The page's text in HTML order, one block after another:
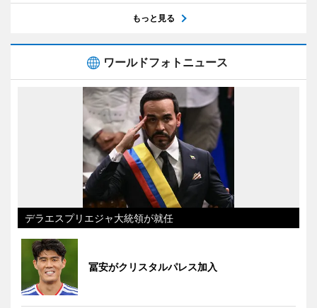
もっと見る
ワールドフォトニュース
デラエスプリエジャ大統領が就任
冨安がクリスタルパレス加入